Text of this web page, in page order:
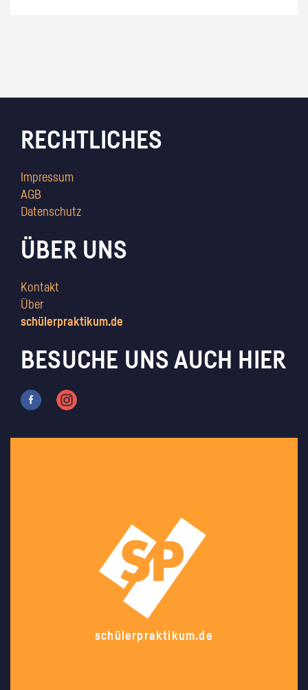
RECHTLICHES
Impressum
AGB
Datenschutz
ÜBER UNS
Kontakt
Über
schülerpraktikum.de
BESUCHE UNS AUCH HIER
schülerpraktikum.de